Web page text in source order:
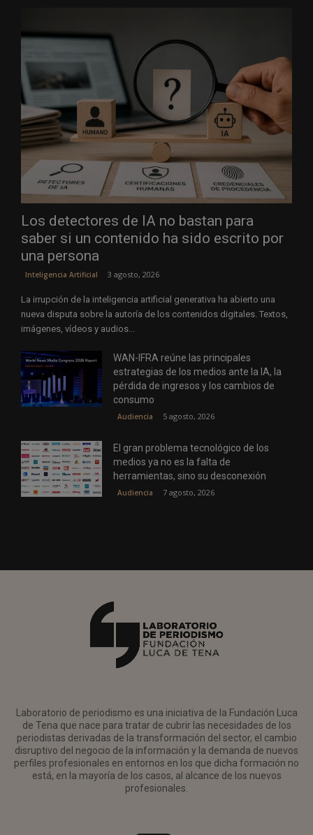
Los detectores de IA no bastan para
saber si un contenido ha sido escrito por
una persona
Inteligencia Artificial 3 agosto, 2026
La irrupción de la inteligencia artificial generativa ha abierto una
nueva disputa sobre la autoría de los contenidos digitales. Textos,
imágenes, vídeos y audios...
WAN-IFRA reúne las principales
estrategias de los medios ante la IA, la
pérdida de ingresos y los cambios de
consumo
Audiencia 5 agosto, 2026
El gran problema tecnológico de los
medios ya no es la falta de
herramientas, sino su desconexión
Audiencia 7 agosto, 2026
Laboratorio de periodismo es una iniciativa de la Fundación Luca
de Tena que nace para tratar de cubrir las necesidades de los
periodistas derivadas de la transformación del sector, el cambio
disruptivo del negocio de la información y la demanda de nuevos
perfiles profesionales en entornos en los que dicha formación no
está, en la mayoría de los casos, al alcance de los nuevos
profesionales.